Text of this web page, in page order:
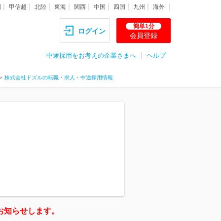
甲信越 北陸 東海 関西 中国 四国 九州 海外
ログイン
簡単1分
会員登録
中途採用をお考えの企業さまへ ヘルプ
株式会社ドズルの転職・求人・中途採用情報
らせします。